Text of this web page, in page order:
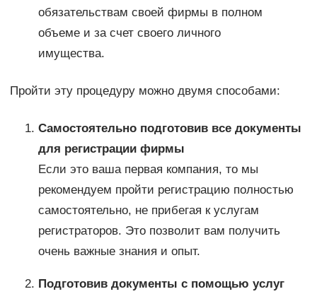
обязательствам своей фирмы в полном
объеме и за счет своего личного
имущества.
Пройти эту процедуру можно двумя способами:
Самостоятельно подготовив все документы
для регистрации фирмы
Если это ваша первая компания, то мы
рекомендуем пройти регистрацию полностью
самостоятельно, не прибегая к услугам
регистраторов. Это позволит вам получить
очень важные знания и опыт.
Подготовив документы с помощью услуг